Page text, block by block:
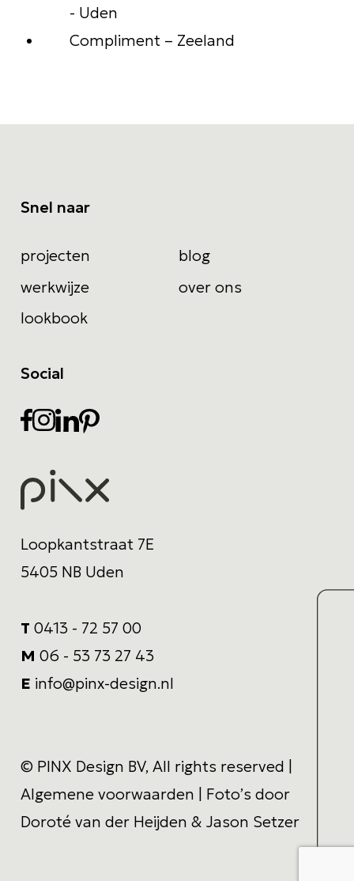
- Uden
Compliment – Zeeland
Loopkantstraat 7E
5405 NB Uden
T 0413 - 72 57 00
M 06 - 53 73 27 43
E info@pinx-design.nl
Snel naar
projecten
blog
werkwijze
over ons
lookbook
Social
© PINX Design BV, All rights reserved |
Algemene voorwaarden | Foto’s door
Doroté van der Heijden & Jason Setzer